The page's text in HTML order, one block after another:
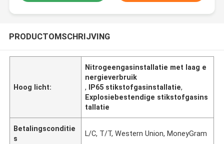
PRODUCTOMSCHRIJVING
Hoog licht:
Nitrogeengasinstallatie met laag e
nergieverbruik
, IP65 stikstofgasinstallatie,
Explosiebestendige stikstofgasins
tallatie
Betalingsconditie
s
L/C, T/T, Western Union, MoneyGram